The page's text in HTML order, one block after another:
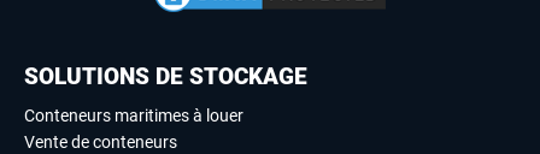
SOLUTIONS DE STOCKAGE
Conteneurs maritimes à louer
Vente de conteneurs